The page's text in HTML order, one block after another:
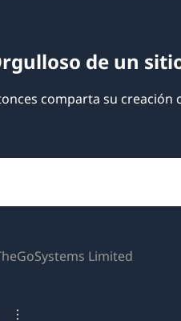
de un
comparta su creación
Limited